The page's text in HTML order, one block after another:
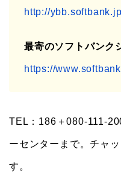
http://
最寄のソフトバンク
https://
TEL：186＋080-111-
ーセンターまで。チャ
す。